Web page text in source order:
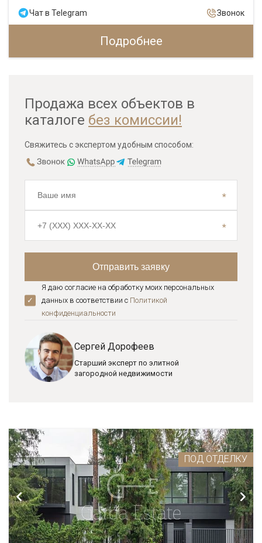
Чат в Telegram Звонок
Подробнее
Продажа всех объектов в
каталоге без комиссии!
Свяжитесь с экспертом удобным способом:
Я даю согласие на обработку моих персональных
данных в соответствии с Политикой
конфиденциальноcти
Сергей Дорофеев
Старший эксперт по элитной
загородной недвижимости
ПОД ОТДЕЛКУ